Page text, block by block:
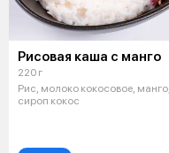
Рисовая каша с манго
220 г
Рис, молоко кокосовое, манго,
сироп кокос